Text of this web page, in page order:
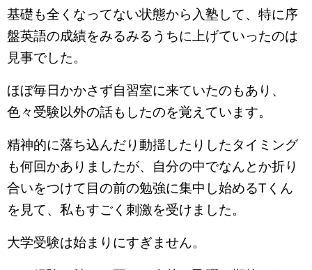
基礎も全くなってない状態から入塾して、特に序
盤英語の成績をみるみるうちに上げていったのは
見事でした。
ほぼ毎日かかさず自習室に来ていたのもあり、
色々受験以外の話もしたのを覚えています。
精神的に落ち込んだり動揺したりしたタイミング
も何回かありましたが、自分の中でなんとか折り
合いをつけて目の前の勉強に集中し始めるTくん
を見て、私もすごく刺激を受けました。
大学受験は始まりにすぎません。